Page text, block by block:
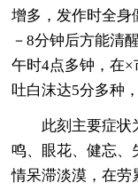
增多，发作时全身
－8分钟后方能清
午时4点多钟，在
吐白沫达5分多种
此刻主要症状为
鸣、眼花、健忘、
情呆滞淡漠，在劳